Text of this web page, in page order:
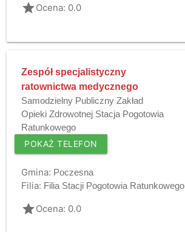
gradeOcena: 0.0
Zespół specjalistyczny
ratownictwa medycznego
Samodzielny Publiczny Zakład
Opieki Zdrowotnej Stacja Pogotowia
Ratunkowego
POKAŻ TELEFON
Gmina: Poczesna
Filia: Filia Stacji Pogotowia Ratunkowego
gradeOcena: 0.0